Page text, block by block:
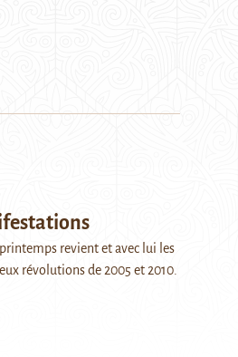
revient et avec lui les
révolutions de 2005 et 2010.